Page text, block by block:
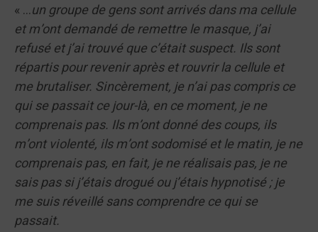
« …un groupe de gens sont arrivés dans ma cellule
et m’ont demandé de remettre le masque, j’ai
refusé et j’ai trouvé que c’était suspect. Ils sont
répartis pour revenir après et rouvrir la cellule et
me brutaliser. Sincèrement, je n’ai pas compris ce
qui se passait ce jour-là, en ce moment, je ne
comprenais pas. Ils m’ont donné des coups, ils
m’ont violenté, ils m’ont sodomisé et le matin, je ne
comprenais pas, en fait, je ne réalisais pas, je ne
sais pas si j’étais drogué ou j’étais hypnotisé ; je
me suis réveillé sans comprendre ce qui se
passait.